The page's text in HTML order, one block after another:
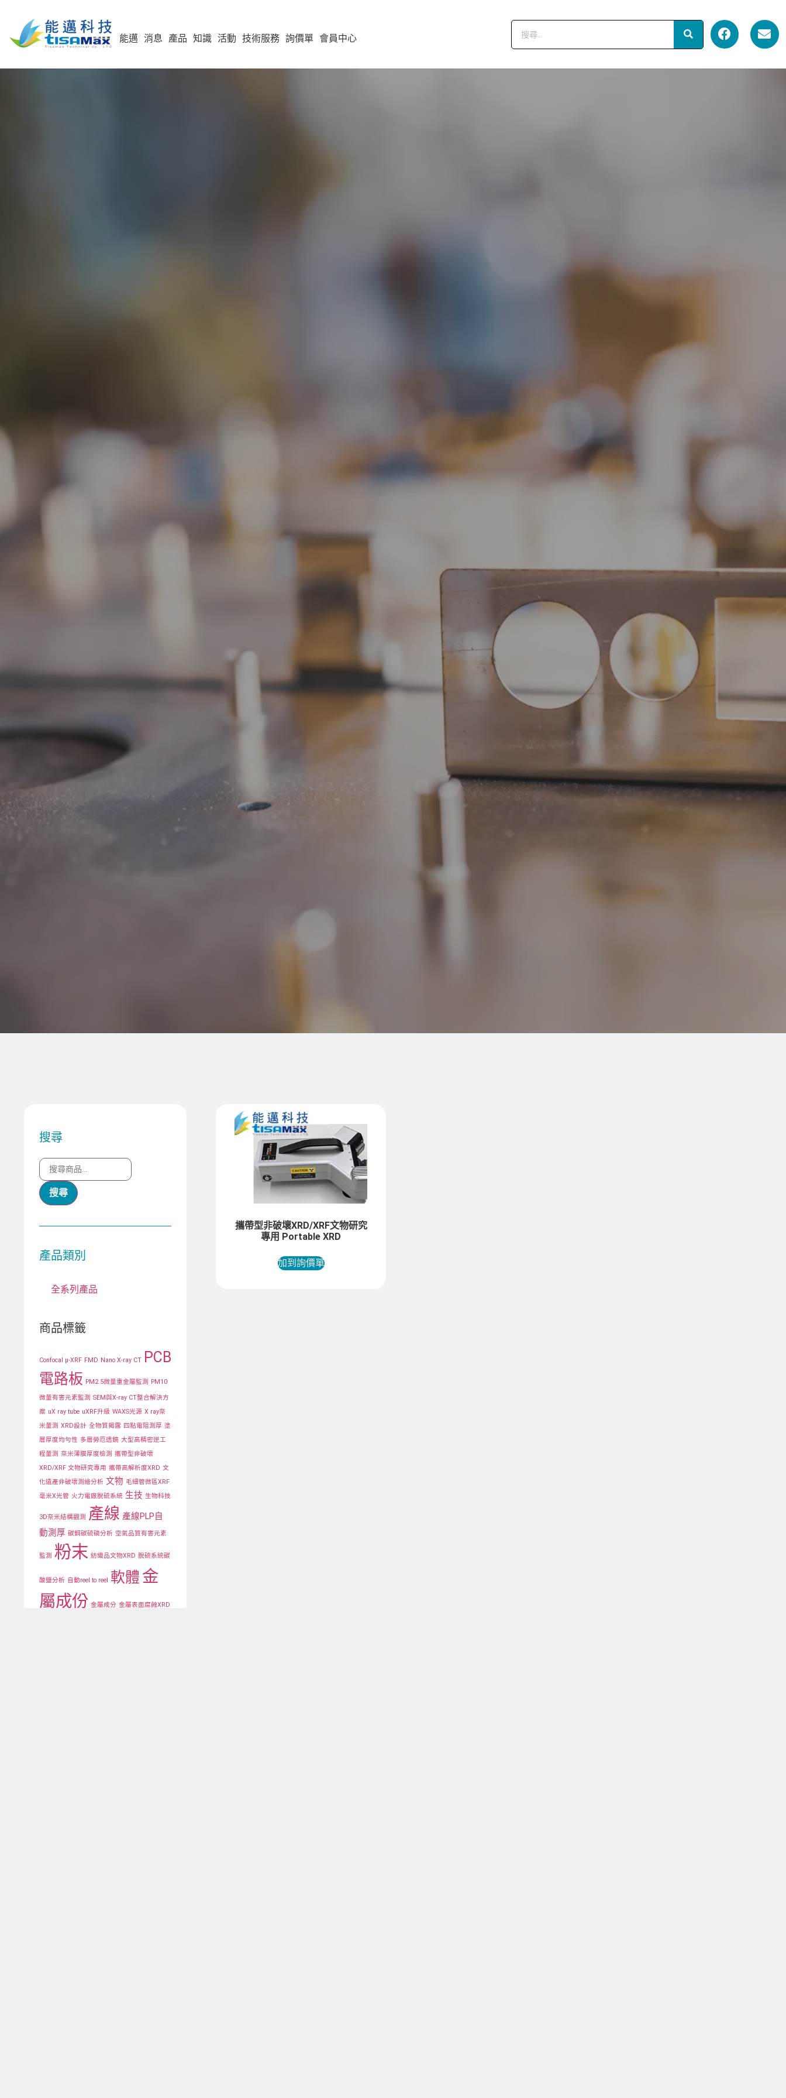
能邁 消息 產品 知識 活動 技術服務 詢價單 會員中心
搜尋
搜尋
產品類別
全系列產品
商品標籤
Confocal μ-XRF FMD Nano X-ray CT
PCB
電路板 PM2.5微量重金屬監測 PM10
微量有害元素監測 SEM與X-ray CT整合解決方
案 uX ray tube uXRF升級 WAXS光源 X ray奈
米量測 XRD設計 全物質揭露 四點電阻測厚 塗
層厚度均勻性 多層勞厄透鏡 大型高精密逆工
程量測 奈米薄膜厚度檢測 攜帶型非破壞
XRD/XRF 文物研究專用 攜帶高解析度XRD 文
化遺產非破壞測繪分析 文物 毛細管微區XRF
毫米X光管 火力電廠脫硫系統 生技 生物科技
3D奈米結構觀測 產線 產線PLP自
動測厚 碳鋼碳硫磷分析 空氣品質有害元素
監測 粉末 紡織品文物XRD 脫硫系統碳
酸鹽分析 自動reel to reel 軟體 金
屬成份 金屬成分 金屬表面腐蝕XRD
攜帶型非破壞XRD/XRF文物研究
專用 Portable XRD
加到詢價單